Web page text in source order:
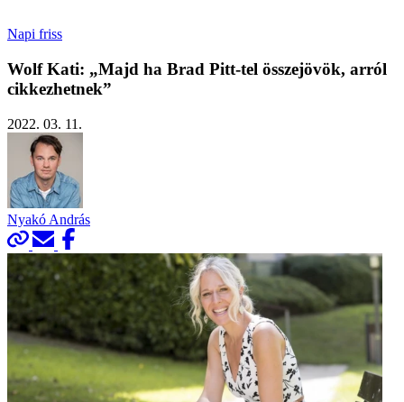
Napi friss
Wolf Kati: „Majd ha Brad Pitt-tel összejövök, arról
cikkezhetnek”
2022. 03. 11.
Nyakó András